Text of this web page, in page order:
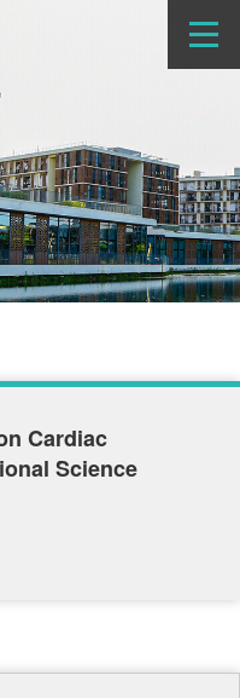
Cardiac
Science